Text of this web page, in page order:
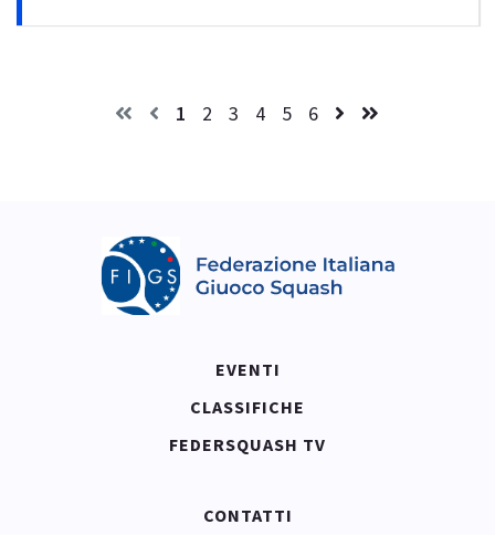
1 2 3 4 5 6
EVENTI
CLASSIFICHE
FEDERSQUASH TV
CONTATTI